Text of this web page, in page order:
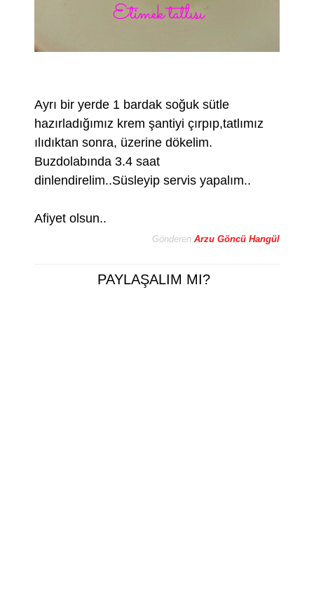
Ayrı bir yerde 1 bardak soğuk sütle
hazırladığımız krem şantiyi çırpıp,tatlımız
ılıdıktan sonra, üzerine dökelim.
Buzdolabında 3.4 saat
dinlendirelim..Süsleyip servis yapalım..
Afiyet olsun..
Gönderen Arzu Göncü Hangül
PAYLAŞALIM MI?